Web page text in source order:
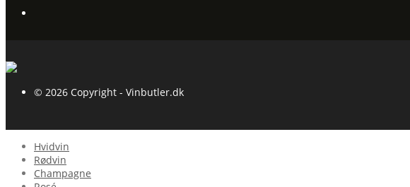
© 2026 Copyright - Vinbutler.dk
Hvidvin
Rødvin
Champagne